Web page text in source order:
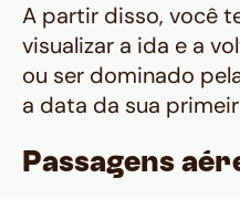
A partir disso, você
visualizar a ida e a
ou ser dominado
a data da sua
Passagens